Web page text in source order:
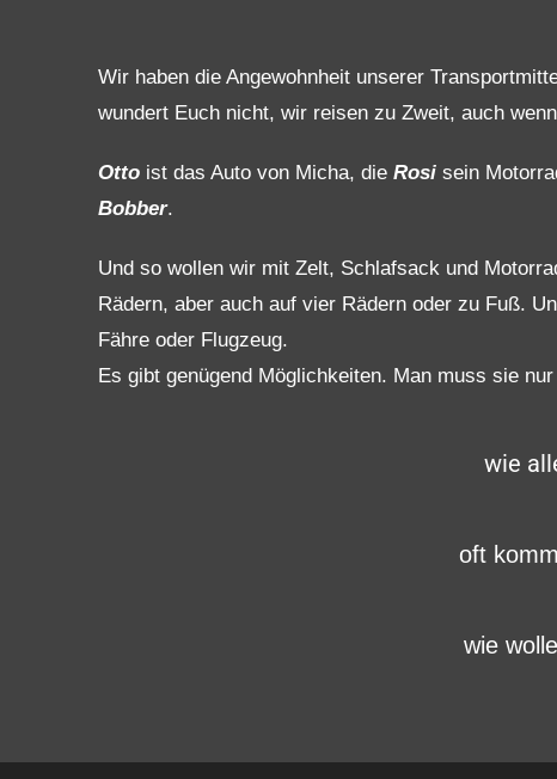
Wir haben die Angewohnheit unserer
wundert Euch nicht, wir reisen zu Zweit, auch
Otto ist das Auto von Micha, die Rosi sein
Bobber.
Und so wollen wir mit Zelt, Schlafsack und
Rädern, aber auch auf vier Rädern oder zu Fuß.
Fähre oder Flugzeug.
Es gibt genügend Möglichkeiten. Man muss sie
wie
oft
wie